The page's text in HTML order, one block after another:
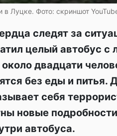
в Луцке. Фото: скриншот
следят за
целый автобус с
двадцати
без еды и питья.
себя
новые
автобуса.